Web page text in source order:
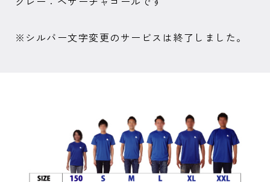
※シルバー文字変更のサービスは終了しました。